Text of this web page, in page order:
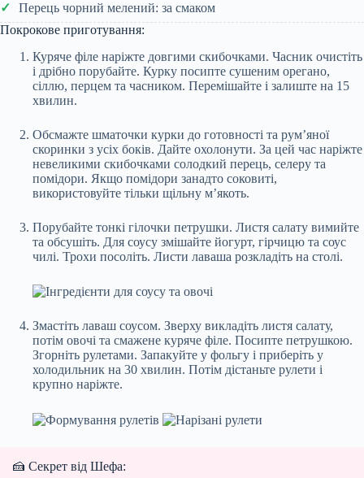
Перець чорний мелений: за смаком
Покрокове приготування:
Куряче філе наріжте довгими скибочками. Часник очистіть
і дрібно порубайте. Курку посипте сушеним орегано,
сіллю, перцем та часником. Перемішайте і залиште на 15
хвилин.
Обсмажте шматочки курки до готовності та рум’яної
скоринки з усіх боків. Дайте охолонути. За цей час наріжте
невеликими скибочками солодкий перець, селеру та
помідори. Якщо помідори занадто соковиті,
використовуйте тільки щільну м’якоть.
Порубайте тонкі гілочки петрушки. Листя салату вимийте
та обсушіть. Для соусу змішайте йогурт, гірчицю та соус
чилі. Трохи посоліть. Листи лаваша розкладіть на столі.
Змастіть лаваш соусом. Зверху викладіть листя салату,
потім овочі та смажене куряче філе. Посипте петрушкою.
Згорніть рулетами. Запакуйте у фольгу і приберіть у
холодильник на 30 хвилин. Потім дістаньте рулети і
крупно наріжте.
🍰 Секрет від Шефа: